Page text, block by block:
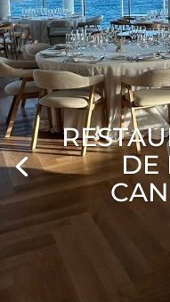
DE